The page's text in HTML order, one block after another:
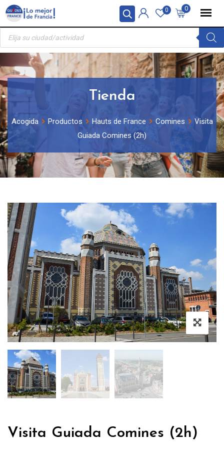
Panel de gestión de cookies
Skip
content
0
0
Búsqueda
productos
Tienda
Acogida Productos Hauts de France Comines
Visita
Guiada Comines (2h)
Visita Guiada Comines (2h)